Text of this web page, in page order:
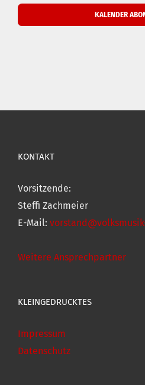
KALENDER
KONTAKT
Vorsitzende:
Steffi Zachmeier
E-Mail:
Weitere Ansprechpartner
KLEINGEDRUCKTES
Impressum
Datenschutz